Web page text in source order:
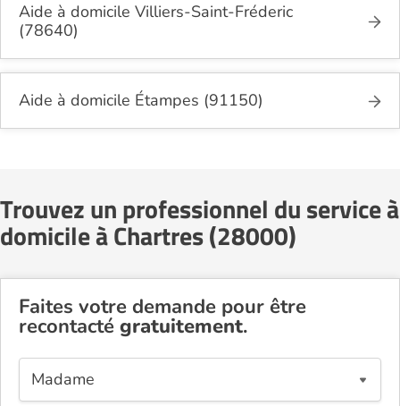
Aide à domicile Villiers-Saint-Fréderic
(78640)
Aide à domicile Étampes (91150)
Trouvez un professionnel du service à
domicile à Chartres (28000)
Faites votre demande pour être
recontacté gratuitement.